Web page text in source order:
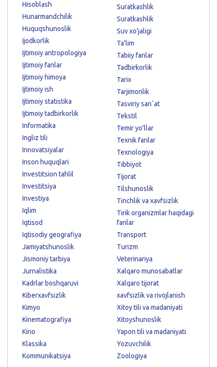
Hisoblash
Hunarmandchilik
Huquqshunoslik
Ijodkorlik
Ijtimoiy antropologiya
Ijtimoiy fanlar
Ijtimoiy himoya
Ijtimoiy ish
Ijtimoiy statistika
Ijtimoiy tadbirkorlik
Informatika
Ingliz tili
Innovatsiyalar
Inson huquqlari
Investitsion tahlil
Investitsiya
Investiya
Iqlim
Iqtisod
Iqtisodiy geografiya
Jamiyatshunoslik
Jismoniy tarbiya
Jurnalistika
Kadrlar boshqaruvi
Kiberxavfsizlik
Kimyo
Kinematografiya
Kino
Klassika
Kommunikatsiya
Suratkashlik
Suratkashlik
Suv xo'jaligi
Ta'lim
Tabiiy fanlar
Tadbirkorlik
Tarix
Tarjimonlik
Tasviriy sanʼat
Tekstil
Temir yo'llar
Texnik fanlar
Texnologiya
Tibbiyot
Tijorat
Tilshunoslik
Tinchlik va xavfsizlik
Tirik organizmlar haqidagi
fanlar
Transport
Turizm
Veterinariya
Xalqaro munosabatlar
Xalqaro tijorat
xavfsizlik va rivojlanish
Xitoy tili va madaniyati
Xitoyshunoslik
Yapon tili va madaniyati
Yozuvchilik
Zoologiya